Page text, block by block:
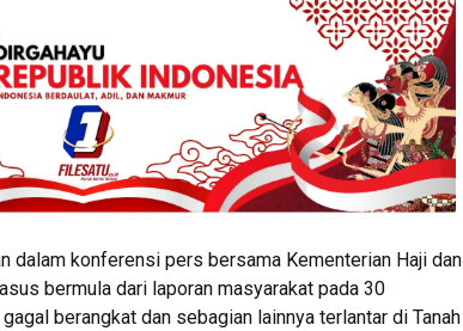
dalam konferensi pers bersama Kementerian Haji dan
bermula dari laporan masyarakat pada 30
berangkat dan sebagian lainnya terlantar di Tanah